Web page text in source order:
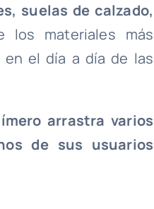
suelas de calzado,
materiales más
el día a día de las
arrastra varios
de sus usuarios